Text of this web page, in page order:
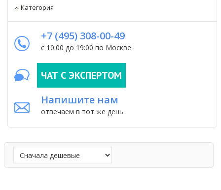
Категория
+7 (495) 308-00-49
с 10:00 до 19:00 по Москве
ЧАТ С ЭКСПЕРТОМ
Напишите нам
отвечаем в тот же день